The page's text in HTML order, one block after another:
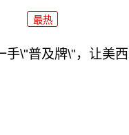
最热
手\"普及牌\"，让美西